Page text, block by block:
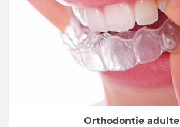
Orthodontie adulte